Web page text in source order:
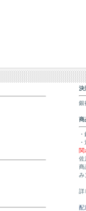
決
銀
商
関
佐
商
み
詳
配